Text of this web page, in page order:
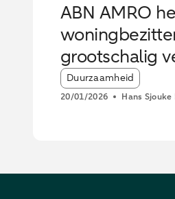
ABN AMRO
grootschalig
zonder hogere
maandlasten
Article tags:
Duurzaamheid
20/01/2026 Hans